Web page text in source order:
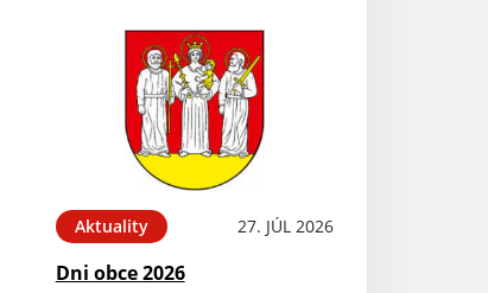
Aktuality 27. JÚL 2026
Dni obce 2026